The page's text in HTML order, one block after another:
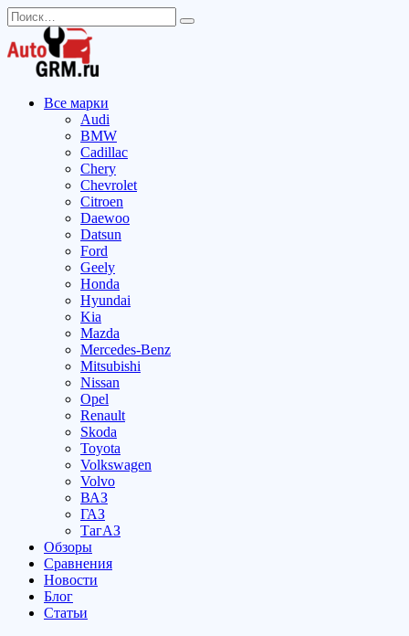
Перейти
к
содержанию
Search
for:
Все марки
Audi
BMW
Cadillac
Chery
Chevrolet
Citroen
Daewoo
Datsun
Ford
Geely
Honda
Hyundai
Kia
Mazda
Mercedes-Benz
Mitsubishi
Nissan
Opel
Renault
Skoda
Toyota
Volkswagen
Volvo
ВАЗ
ГАЗ
ТагАЗ
Обзоры
Сравнения
Новости
Блог
Статьи